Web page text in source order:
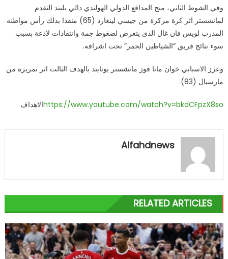
وفي الشوط الثاني، منح المدافع الدولي الهولندي دالي بليند التقدم
لمانشستر اثر كرة مركزة من جيسي لينغارد (65) منقذا بذلك رأس مواطنه
المدرب لويس فان غال الذي يتعرض لضغوط جمة وانتقادات لاذعة بسبب
سوء نتائج فريق “الشياطين الحمر” تحت اشرافه.
وعزز الاسباني خوان ماتا فوز مانشستر يونايتد بالهدف الثالث اثر تمريرة من
مارسيال (
83
).
https://www.youtube.com/watch?v=bkdCFpzX8soالاهداف
Alfahdnews
RELATED ARTICLES